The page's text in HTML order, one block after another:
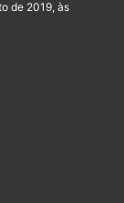
de 2019, às